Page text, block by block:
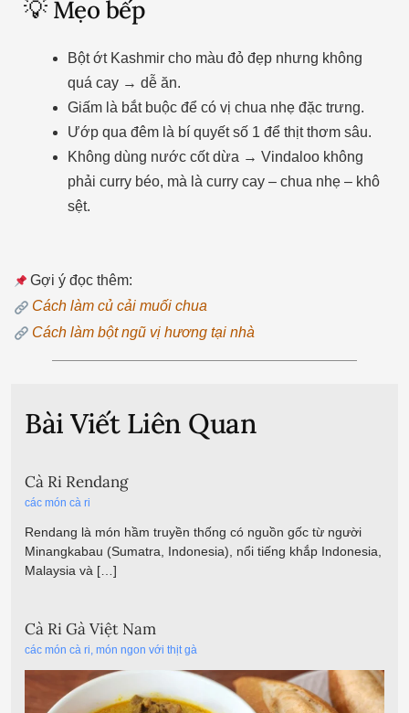
💡 Mẹo bếp
Bột ớt Kashmir cho màu đỏ đẹp nhưng không
quá cay → dễ ăn.
Giấm là bắt buộc để có vị chua nhẹ đặc trưng.
Ướp qua đêm là bí quyết số 1 để thịt thơm sâu.
Không dùng nước cốt dừa → Vindaloo không
phải curry béo, mà là curry cay – chua nhẹ – khô
sệt.
Gợi ý đọc thêm:
Cách làm củ cải muối chua
Cách làm bột ngũ vị hương tại nhà
Bài Viết Liên Quan
Cà Ri Rendang
các món cà ri
Rendang là món hầm truyền thống có nguồn gốc từ người
Minangkabau (Sumatra, Indonesia), nổi tiếng khắp Indonesia,
Malaysia và […]
Cà Ri Gà Việt Nam
các món cà ri, món ngon với thịt gà